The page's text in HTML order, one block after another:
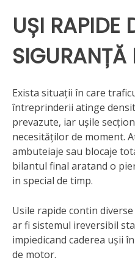
UȘI RAPIDE
SIGURANȚĂ
Exista situații în care
întreprinderii atinge
prevazute, iar ușile
necesităților de moment.
ambuteiaje sau blocaje
bilantul final aratand o
in special de timp.
Usile rapide contin
ar fi sistemul ireversibil
impiedicand caderea ușii
de motor.